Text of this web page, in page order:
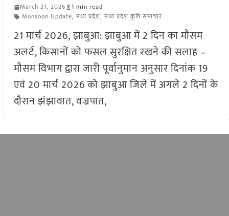
March 21, 2026
1 min read
Monsoon Update, मध्य प्रदेश, मध्य प्रदेश कृषि समाचार
21 मार्च 2026, झाबुआ: झाबुआ में 2 दिन का मौसम
अलर्ट, किसानों को फसल सुरक्षित रखने की सलाह –
मौसम विभाग द्वारा जारी पूर्वानुमान अनुसार दिनांक 19
एवं 20 मार्च 2026 को झाबुआ जिले में अगले 2 दिनों के
दौरान झंझावात, वज्रपात,